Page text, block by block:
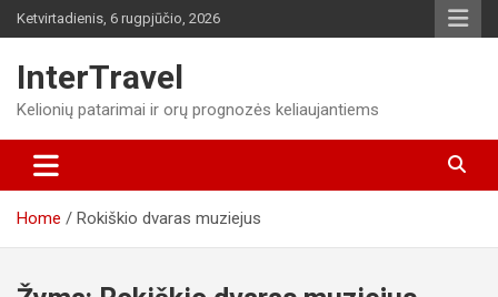
Skip
to
Ketvirtadienis, 6 rugpjūčio, 2026
InterTravel
Kelionių patarimai ir orų prognozės keliaujantiems
Home Rokiškio dvaras muziejus